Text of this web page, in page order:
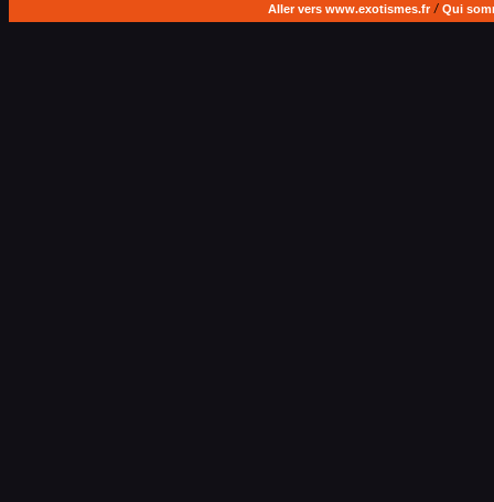
Aller vers www.exotismes.fr/ Qui